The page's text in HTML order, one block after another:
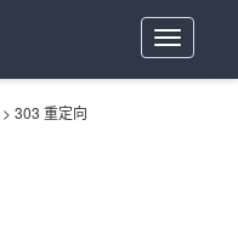
Toggle
navigation
> 303 重定向